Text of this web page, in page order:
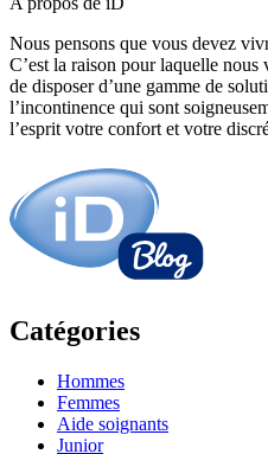
Nous pensons que vous devez
C’est la raison pour laquelle nous
de disposer d’une gamme de
l’incontinence qui sont
l’esprit votre confort et votre
Catégories
Hommes
Femmes
Aide soignants
Junior